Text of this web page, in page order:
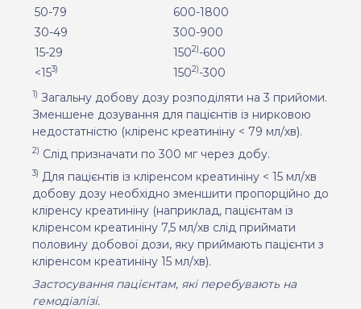
50-79
600-1800
30-49
300-900
15-29
1502)-600
<153) 1502)-300
1) Загальну добову дозу розподіляти на 3 прийоми.
Зменшене дозування для пацієнтів із нирковою
недостатністю (кліренс креатиніну < 79 мл/хв).
2) Слід призначати по 300 мг через добу.
3) Для пацієнтів із кліренсом креатиніну < 15 мл/хв
добову дозу необхідно зменшити пропорційно до
кліренсу креатиніну (наприклад, пацієнтам із
кліренсом креатиніну 7,5 мл/хв слід приймати
половину добової дози, яку приймають пацієнти з
кліренсом креатиніну 15 мл/хв).
Застосування пацієнтам, які перебувають на
гемодіалізі.